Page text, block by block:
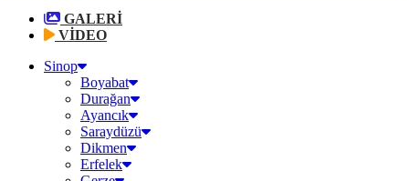
GALERİ
VİDEO
Sinop
Boyabat
Durağan
Ayancık
Saraydüzü
Dikmen
Erfelek